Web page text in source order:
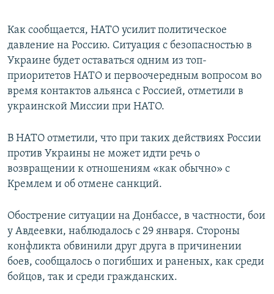
Как сообщается, НАТО усилит политическое
давление на Россию. Ситуация с безопасностью в
Украине будет оставаться одним из топ-
приоритетов НАТО и первоочередным вопросом во
время контактов альянса с Россией, отметили в
украинской Миссии при НАТО.
В НАТО отметили, что при таких действиях России
против Украины не может идти речь о
возвращении к отношениям «как обычно» с
Кремлем и об отмене санкций.
Обострение ситуации на Донбассе, в частности, бои
у Авдеевки, наблюдалось с 29 января. Стороны
конфликта обвинили друг друга в причинении
боев, сообщалось о погибших и раненых, как среди
бойцов, так и среди гражданских.